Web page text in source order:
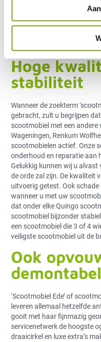
scootmobiel monteurs
contact centrum van
als thuisbasis heeft, of
het centrum van Rhenen
een afspraak met onze
Hoge
stabiliteit
Wanneer de zoekterm
gebracht, zult u begrijpen
scootmobiel met een
Wageningen, Renkum
scootmobielen actief. Onze
onderhoud en reparatie aan
Gelukkig kunnen wij u
de orde zal zijn. De kwaliteit
uitvoerig getest. Ook
wanneer u met uw
dat onder elke Quingo
scootmobiel bijzonder
een scootmobiel die 3 of 4
veiligste scootmobiel uit de
Ook
‘Scootmobiel Ede’ of
leveren allemaal hetzelfde
gooit met haar fijnmazig
servicenetwerk de hoogste
draaicirkel en luxe extra’s